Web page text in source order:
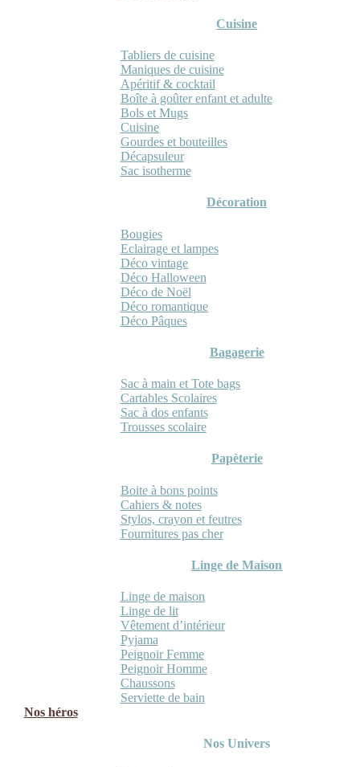
Cuisine
Tabliers de cuisine
Maniques de cuisine
Apéritif & cocktail
Boîte à goûter enfant et adulte
Bols et Mugs
Cuisine
Gourdes et bouteilles
Décapsuleur
Sac isotherme
Décoration
Bougies
Eclairage et lampes
Déco vintage
Déco Halloween
Déco de Noël
Déco romantique
Déco Pâques
Bagagerie
Sac à main et Tote bags
Cartables Scolaires
Sac à dos enfants
Trousses scolaire
Papèterie
Boite à bons points
Cahiers & notes
Stylos, crayon et feutres
Fournitures pas cher
Linge de Maison
Linge de maison
Linge de lit
Vêtement d’intérieur
Pyjama
Peignoir Femme
Peignoir Homme
Chaussons
Serviette de bain
Nos héros
Nos Univers